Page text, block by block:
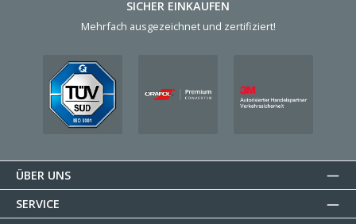
SICHER EINKAUFEN
Mehrfach ausgezeichnet und zertifiziert!
ÜBER UNS
SERVICE